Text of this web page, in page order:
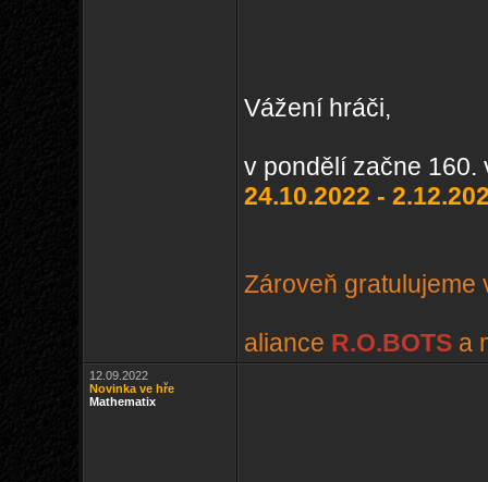
Vážení hráči,
v pondělí začne 160.
24.10.2022 -
Zároveň gratulujeme
aliance R.O.BOTS a
12.09.2022
Novinka ve hře
Mathematix